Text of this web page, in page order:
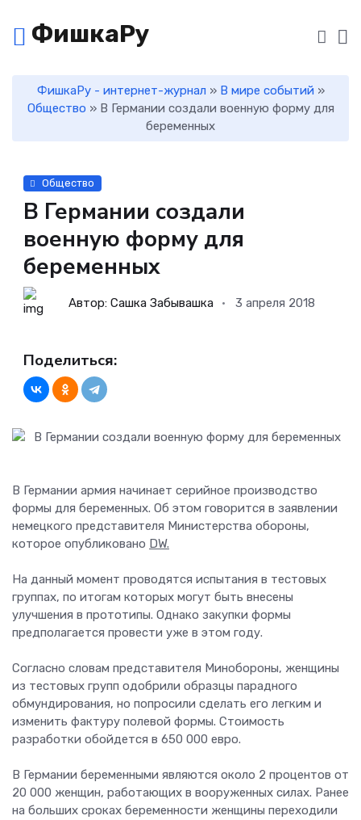
ФишкаРу
ФишкаРу - интернет-журнал » В мире событий »
Общество » В Германии создали военную форму для
беременных
Общество
В Германии создали
военную форму для
беременных
Автор: Сашка Забывашка 3 апреля 2018
Поделиться:
В Германии армия начинает серийное производство
формы для беременных. Об этом говорится в заявлении
немецкого представителя Министерства обороны,
которое опубликовано DW.
На данный момент проводятся испытания в тестовых
группах, по итогам которых могут быть внесены
улучшения в прототипы. Однако закупки формы
предполагается провести уже в этом году.
Согласно словам представителя Минобороны, женщины
из тестовых групп одобрили образцы парадного
обмундирования, но попросили сделать его легким и
изменить фактуру полевой формы. Стоимость
разработки обойдется в 650 000 евро.
В Германии беременными являются около 2 процентов от
20 000 женщин, работающих в вооруженных силах. Ранее
на больших сроках беременности женщины переходили